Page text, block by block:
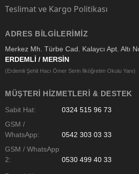
Teslimat ve Kargo Politikası
ADRES BILGILERIMIZ
Merkez Mh. Türbe Cad. Kalaycı Apt. Altı
ERDEMLİ / MERSİN
(Erdemli Şehit Hacı Ömer Serin İlköğretim Okulu Yanı)
MÜŞTERI HIZMETLERI & DESTEK
Sabit Hat:
0324 515 96 73
GSM /
WhatsApp:
0542 303 03 33
GSM / WhatsApp
2:
0530 499 40 33